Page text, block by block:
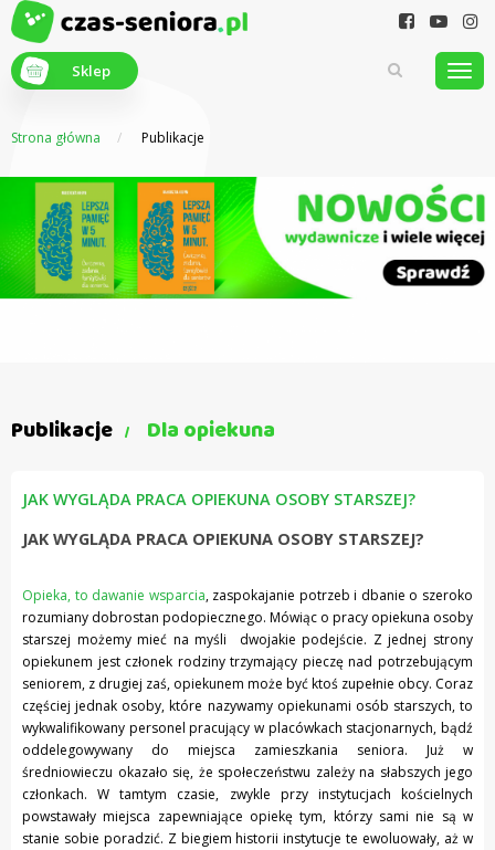
Sklep
Z myślą o
Strona główna Publikacje
Publikacje Dla opiekuna
JAK WYGLĄDA PRACA OPIEKUNA OSOBY STARSZEJ?
JAK WYGLĄDA PRACA OPIEKUNA OSOBY STARSZEJ?
Opieka, to dawanie wsparcia, zaspokajanie potrzeb i dbanie o szeroko
rozumiany dobrostan podopiecznego. Mówiąc o pracy opiekuna osoby
starszej możemy mieć na myśli dwojakie podejście. Z jednej strony
opiekunem jest członek rodziny trzymający pieczę nad potrzebującym
seniorem, z drugiej zaś, opiekunem może być ktoś zupełnie obcy. Coraz
częściej jednak osoby, które nazywamy opiekunami osób starszych, to
wykwalifikowany personel pracujący w placówkach stacjonarnych, bądź
oddelegowywany do miejsca zamieszkania seniora. Już w
średniowieczu okazało się, że społeczeństwu zależy na słabszych jego
członkach. W tamtym czasie, zwykle przy instytucjach kościelnych
powstawały miejsca zapewniające opiekę tym, którzy sami nie są w
stanie sobie poradzić. Z biegiem historii instytucje te ewoluowały, aż w